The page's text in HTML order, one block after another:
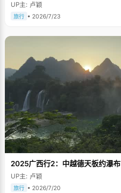
UP主: 卢颖
旅行 • 2026/7/23
2025广西行2：中越德天板约瀑布
UP主: 卢颖
旅行 • 2026/7/20